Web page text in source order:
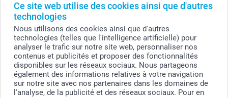
Ce site web utilise des cookies ainsi que d'autres
technologies
Nous utilisons des cookies ainsi que d'autres
technologies (telles que l'intelligence artificielle) pour
analyser le trafic sur notre site web, personnaliser nos
contenus et publicités et proposer des fonctionnalités
disponibles sur les réseaux sociaux. Nous partageons
également des informations relatives à votre navigation
sur notre site avec nos partenaires dans les domaines de
l'analyse, de la publicité et des réseaux sociaux. Pour en
© smartphoto group. Tous droits réservés
smartphoto group SA.
Siège social : Kwatrechtsteenweg 160, 9230 Wetteren, Belgique
Numéro de TVA BE 0405.706.755
Numéro d'entreprise 0405.706.755.
Coordonnées bancaires: IBAN BE71 2850 2711 5569 - BIC: GEBABEBB
Tous les prix sont en EURO (€), TVA incluse et hors frais de port.